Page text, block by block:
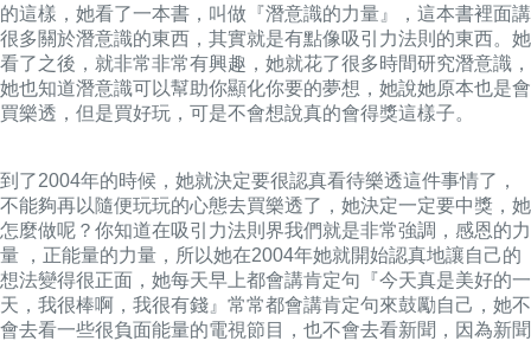
的這樣，她看了一本書，叫做『潛意識的力量』，這本書裡面講
很多關於潛意識的東西，其實就是有點像吸引力法則的東西。她
看了之後，就非常非常有興趣，她就花了很多時間研究潛意識，
她也知道潛意識可以幫助你顯化你要的夢想，她說她原本也是會
買樂透，但是買好玩，可是不會想說真的會得獎這樣子。
到了2004年的時候，她就決定要很認真看待樂透這件事情了，
不能夠再以隨便玩玩的心態去買樂透了，她決定一定要中獎，她
怎麼做呢？你知道在吸引力法則界我們就是非常強調，感恩的力
量 ，正能量的力量，所以她在2004年她就開始認真地讓自己的
想法變得很正面，她每天早上都會講肯定句『今天真是美好的一
天，我很棒啊，我很有錢』常常都會講肯定句來鼓勵自己，她不
會去看一些很負面能量的電視節目，也不會去看新聞，因為新聞